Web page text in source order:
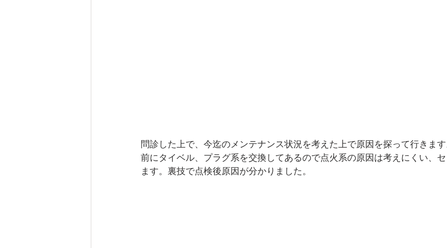
問診した上で、今迄のメンテナンス状況を考えた上で原因を探って行きま
前にタイベル、プラグ系を交換してあるので点火系の原因は考えにくい、
ます。裏技で点検後原因が分かりました。